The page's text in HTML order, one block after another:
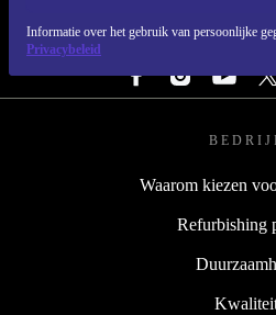
Informatie over het gebruik van persoonlijke
Privacybeleid
VOLG
Waarom kiezen
Refurbishing